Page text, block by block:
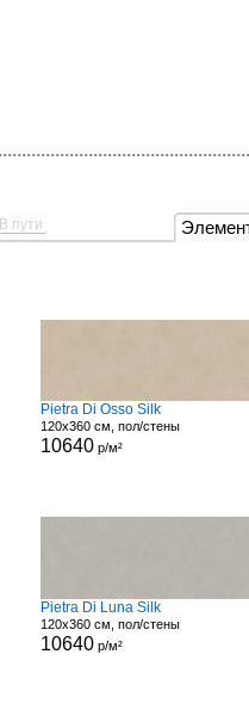
В пути
Pietra Di Osso Silk
120x360 см, пол/стены
10640р/м²
Pietra Di Luna Silk
120x360 см, пол/стены
10640р/м²